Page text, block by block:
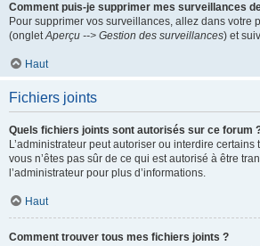
Comment puis-je supprimer mes surveillances
Pour supprimer vos surveillances, allez dans votre
(ongletAperçu --> Gestion des surveillances) et
Haut
Fichiers joints
Quels fichiers joints sont autorisés sur ce forum
L’administrateur peut autoriser ou interdire certains
vous n’êtes pas sûr de ce qui est autorisé à être
l’administrateur pour plus d’informations.
Haut
Comment trouver tous mes fichiers joints ?